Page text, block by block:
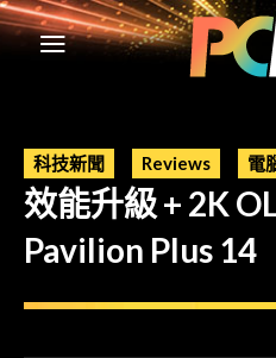
科技新聞 Reviews 電
效能升級 + 2K
Pavilion Plus 14